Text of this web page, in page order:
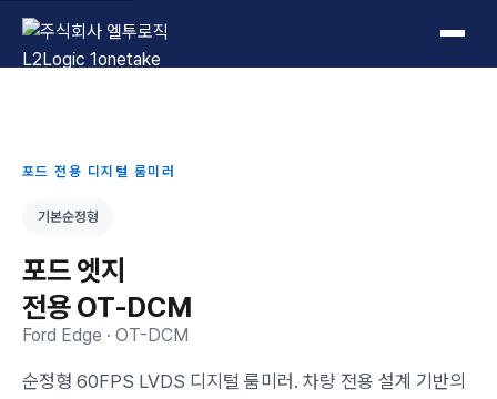
L2Logic 1onetake
포드 전용 디지털 룸미러
기본순정형
포드 엣지
전용 OT-DCM
Ford Edge · OT-DCM
순정형 60FPS LVDS 디지털 룸미러. 차량 전용 설계 기반의